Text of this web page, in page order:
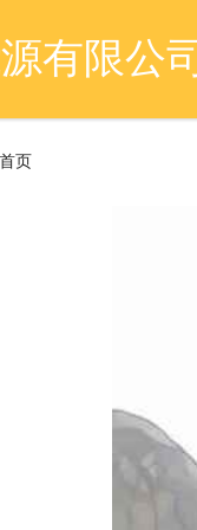
有限公
页